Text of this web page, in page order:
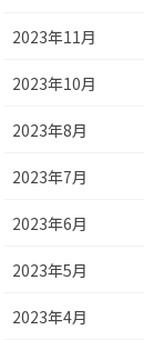
2023年11月
2023年10月
2023年8月
2023年7月
2023年6月
2023年5月
2023年4月